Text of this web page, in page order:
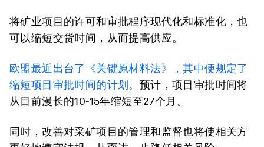
将矿业项目的许可和审批程序现代化和标准化，也
可以缩短交货时间，从而提高供应。
欧盟最近出台了《关键原材料法》，其中便规定了
缩短项目审批时间的计划。 预计，项目审批时间将
从目前漫长的10-15年缩短至27个月。
同时，改善对采矿项目的管理和监督也将使相关方